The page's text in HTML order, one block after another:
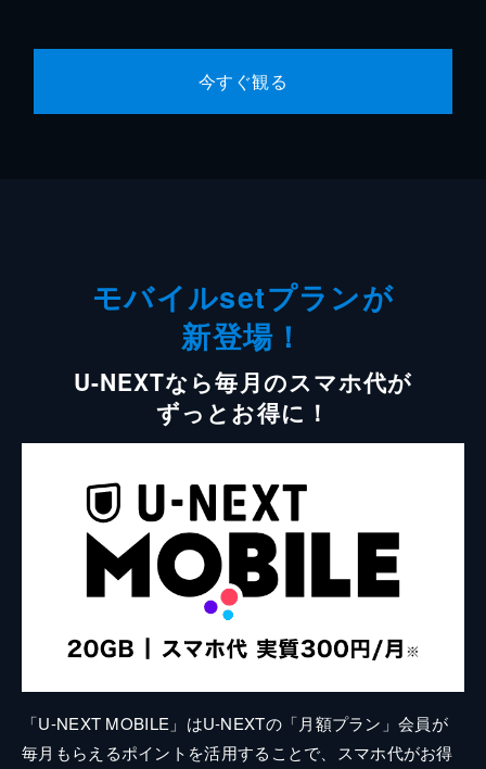
今すぐ観る
モバイルsetプランが
新登場！
U-NEXTなら毎月のスマホ代が
ずっとお得に！
「U-NEXT MOBILE」はU-NEXTの「月額プラン」会員が
毎月もらえるポイントを活用することで、スマホ代がお得